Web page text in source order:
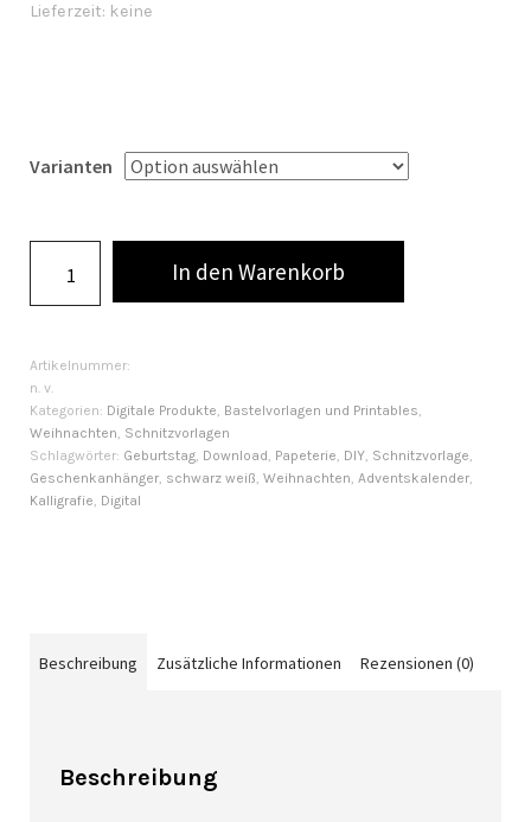
Lieferzeit: keine
Varianten
In den Warenkorb
Artikelnummer:
n. v.
Kategorien: Digitale Produkte, Bastelvorlagen und Printables,
Weihnachten, Schnitzvorlagen
Schlagwörter: Geburtstag, Download, Papeterie, DIY, Schnitzvorlage,
Geschenkanhänger, schwarz weiß, Weihnachten, Adventskalender,
Kalligrafie, Digital
Beschreibung Zusätzliche Informationen Rezensionen (0)
Beschreibung